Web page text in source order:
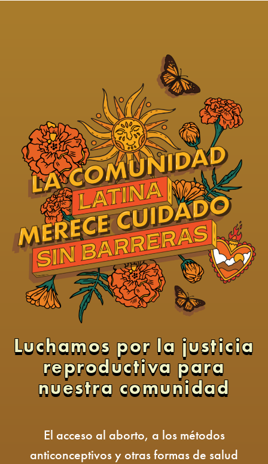
Luchamos por la justicia
reproductiva para
nuestra comunidad
El acceso al aborto, a los métodos
anticonceptivos y otras formas de salud